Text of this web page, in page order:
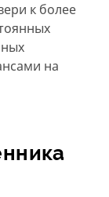
к более
на